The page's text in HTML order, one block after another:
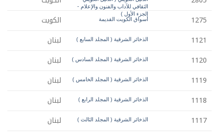
الثقافي للآداب والفنون والإعلام -
الجزء الأول )
1275
أسواق الكويت القديمة
الكويت
1121
الذخائر الشرقية ( المجلد السابع )
لبنان
1120
الذخائر الشرقية ( المجلد السادس )
لبنان
1119
الذخائر الشرقية ( المجلد الخامس )
لبنان
1118
الذخائر الشرقية ( المجلد الرابع )
لبنان
1117
الذخائر الشرقية ( المجلد الثالث )
لبنان